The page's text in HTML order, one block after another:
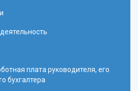
плата руководителя, его
бухгалтера